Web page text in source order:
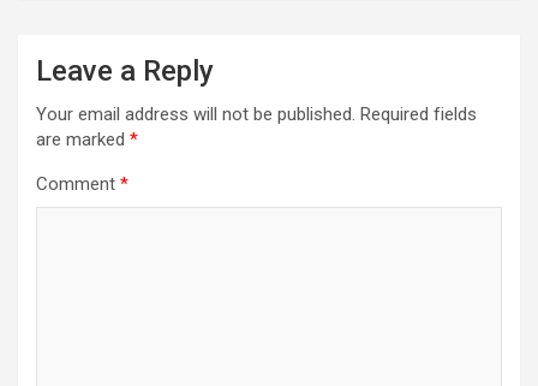
Leave a Reply
Your email address will not be published. Required fields
are marked *
Comment *